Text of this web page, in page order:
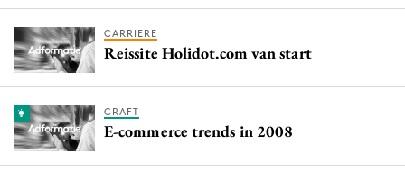
CARRIERE
Reissite Holidot.com van start
CRAFT
E-commerce trends in 2008